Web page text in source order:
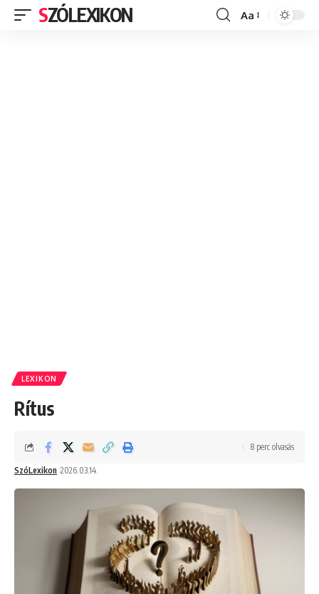
SZÓLEXIKON
Font
Aa
LEXIKON
Rítus
SzóLexikon 2026.03.14.
8 perc olvasás